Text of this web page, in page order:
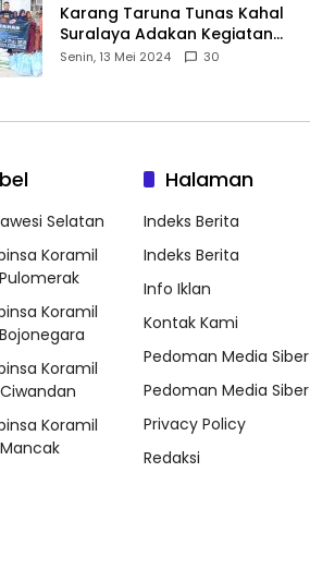
Karang Taruna Tunas Kahal
Suralaya Adakan Kegiatan
Bansos Terhadap Kaum
Senin, 13 Mei 2024 30
Selatan
Koramil
Koramil
Koramil
Koramil
Halaman
Indeks Berita
Indeks Berita
Info Iklan
Kontak Kami
Pedoman Media Siber
Pedoman Media Siber
Privacy Policy
Redaksi